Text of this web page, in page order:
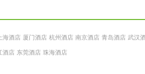
上海酒店 厦门酒店 杭州酒店 南京酒店 青岛酒店 武汉
酒店 东莞酒店 珠海酒店